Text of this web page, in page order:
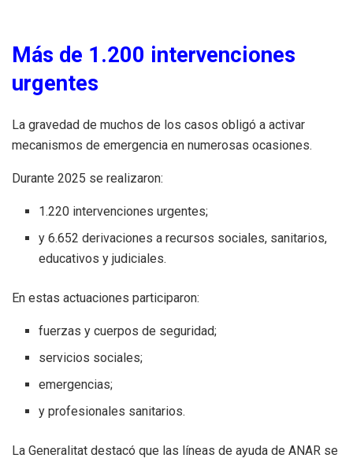
Más de 1.200 intervenciones
urgentes
La gravedad de muchos de los casos obligó a activar
mecanismos de emergencia en numerosas ocasiones.
Durante 2025 se realizaron:
1.220 intervenciones urgentes;
y 6.652 derivaciones a recursos sociales, sanitarios,
educativos y judiciales.
En estas actuaciones participaron:
fuerzas y cuerpos de seguridad;
servicios sociales;
emergencias;
y profesionales sanitarios.
La Generalitat destacó que las líneas de ayuda de ANAR se